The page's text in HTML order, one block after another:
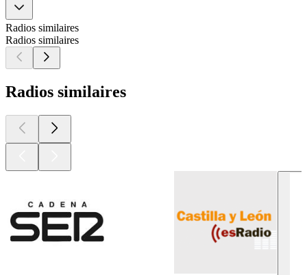
Radios similaires
Radios similaires
Radios similaires